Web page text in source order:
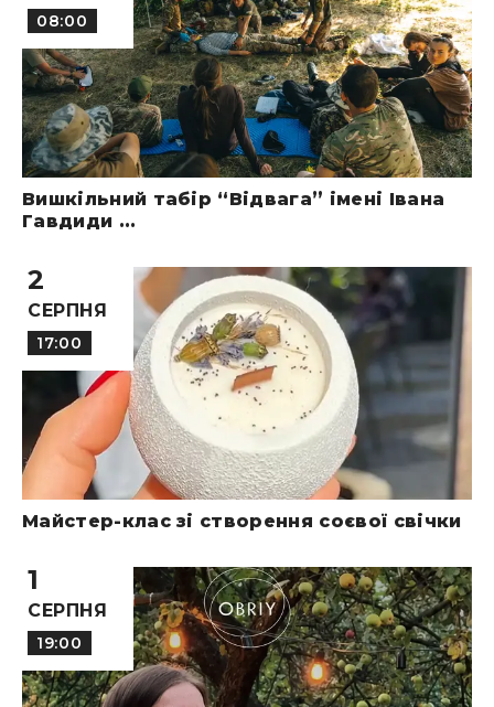
08:00
Вишкільний табір “Відвага” імені Івана
Гавдиди ...
2
СЕРПНЯ
17:00
Майстер-клас зі створення соєвої свічки
1
СЕРПНЯ
19:00